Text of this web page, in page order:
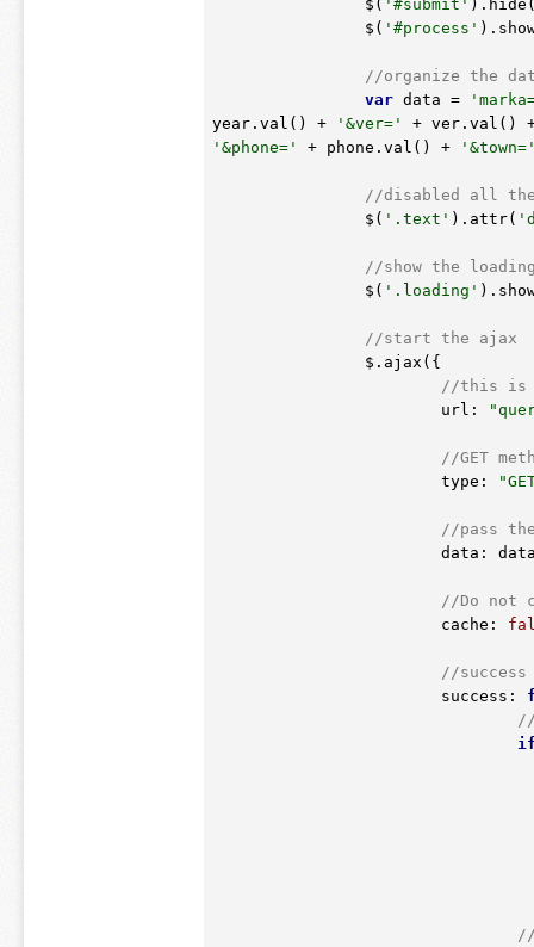
		$(
'#submit'
		$(
'#process'
//organize the
var data =
year.val() +
'&ver='
+ ver.val()
'&phone='
+ phone.val() +
//disabled all
		$(
'.text' ).attr(
//show the
		$(
'.loading'
//start the ajax
//this is
			url:
//GET
			type:
//Do not
			cache:
//success
			success: